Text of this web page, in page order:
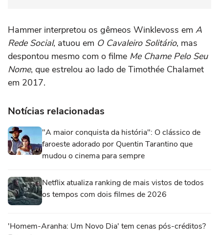
Hammer interpretou os gêmeos Winklevoss em A
Rede Social, atuou em O Cavaleiro Solitário, mas
despontou mesmo com o filme Me Chame Pelo Seu
Nome, que estrelou ao lado de Timothée Chalamet
em 2017.
Notícias relacionadas
"A maior conquista da história": O clássico de
faroeste adorado por Quentin Tarantino que
mudou o cinema para sempre
Netflix atualiza ranking de mais vistos de todos
os tempos com dois filmes de 2026
'Homem-Aranha: Um Novo Dia' tem cenas pós-créditos?